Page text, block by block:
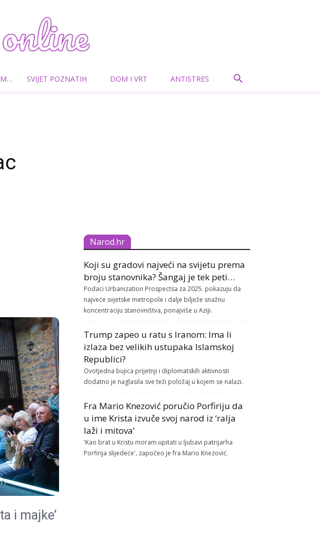
SVIJET POZNATIH DOM I VRT ANTISTRES
i majke’
Narod.hr
Koji su gradovi najveći na svijetu prema
broju stanovnika? Šangaj je tek peti…
Podaci Urbanization Prospectsa za 2025. pokazuju da
najveće svjetske metropole i dalje bilježe snažnu
koncentraciju stanovništva, ponajviše u Aziji.
Trump zapeo u ratu s Iranom: Ima li
izlaza bez velikih ustupaka Islamskoj
Republici?
Ovotjedna bujica prijetnji i diplomatskih aktivnosti
dodatno je naglasila sve teži položaj u kojem se nalazi.
Fra Mario Knezović poručio Porfiriju da
u ime Krista izvuče svoj narod iz ‘ralja
laži i mitova’
'Kao brat u Kristu moram upitati u ljubavi patrijarha
Porfirija slijedeće', započeo je fra Mario Knezović.